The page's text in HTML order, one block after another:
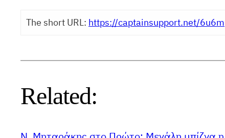
The short URL: https://captainsupport.net/6u6m
Related: